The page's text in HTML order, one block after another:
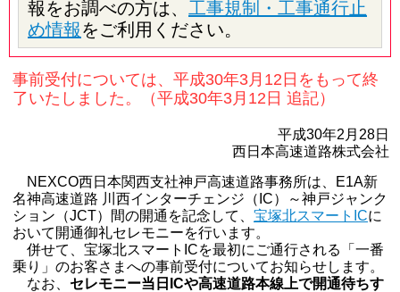
報をお調べの方は、 工事規制・工事通行止
め情報をご利用ください。
事前受付については、平成30年3月12日をもって終
了いたしました。（平成30年3月12日 追記）
平成30年2月28日
西日本高速道路株式会社
NEXCO西日本関西支社神戸高速道路事務所は、E1A新
名神高速道路 川西インターチェンジ（IC）～神戸ジャンク
ション（JCT）間の開通を記念して、 宝塚北スマートICに
おいて開通御礼セレモニーを行います。
併せて、宝塚北スマートICを最初にご通行される「一番
乗り」のお客さまへの事前受付についてお知らせします。
なお、 セレモニー当日ICや高速道路本線上で開通待ちす